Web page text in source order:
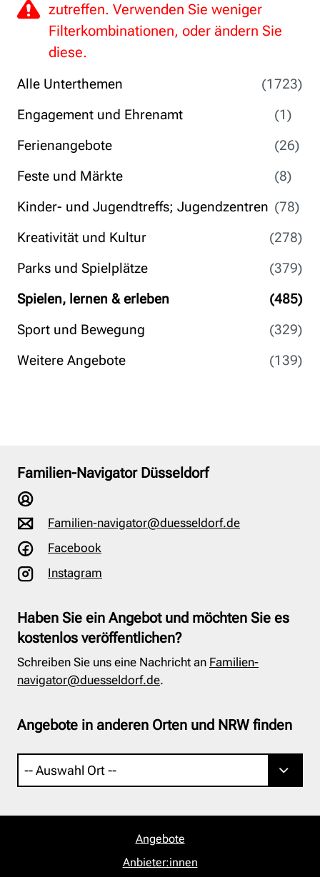
Alle Unterthemen
(1723)
Engagement und Ehrenamt
(1)
Ferienangebote
(26)
Feste und Märkte
(8)
Kinder- und Jugendtreffs; Jugendzentren (78)
Kreativität und Kultur
(278)
Parks und Spielplätze
(379)
Spielen, lernen & erleben
(485)
Sport und Bewegung
(329)
Weitere Angebote
(139)
zutreffen. Verwenden Sie weniger
Filterkombinationen, oder ändern Sie
diese.
Familien-Navigator Düsseldorf
Familien-navigator@duesseldorf.de
Facebook
Instagram
Haben Sie ein Angebot und möchten Sie es
kostenlos veröffentlichen?
Schreiben Sie uns eine Nachricht an Familien-
navigator@duesseldorf.de.
Angebote in anderen Orten und NRW finden
Angebote
Anbieter:innen